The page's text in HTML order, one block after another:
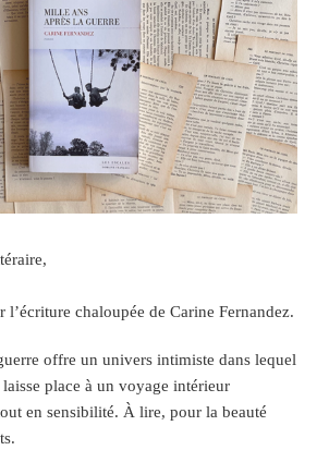
l’écriture chaloupée de Carine Fernandez.
offre un univers intimiste dans lequel
place à un voyage intérieur
en sensibilité. À lire, pour la beauté